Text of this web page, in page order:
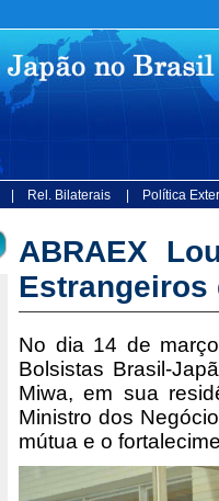
| Rel. Bilaterais | Política
ABRAEX
Estrangeiros
No dia 14 de
Bolsistas Brasil-
Miwa, em sua
Ministro dos
mútua e o